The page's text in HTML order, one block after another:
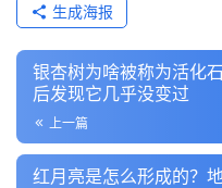
生成海报
银杏树为啥被称为活化
后发现它几乎没变过
上一篇
红月亮是怎么形成的？